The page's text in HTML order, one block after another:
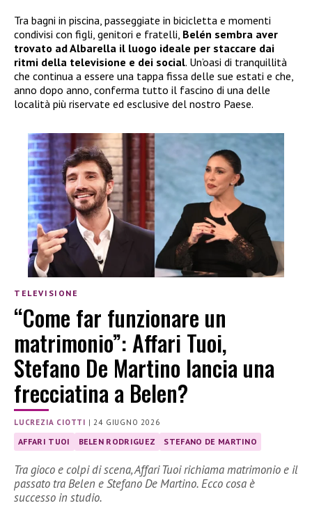
Tra bagni in piscina, passeggiate in bicicletta e momenti
condivisi con figli, genitori e fratelli, Belén sembra aver
trovato ad Albarella il luogo ideale per staccare dai
ritmi della televisione e dei social. Un’oasi di tranquillità
che continua a essere una tappa fissa delle sue estati e che,
anno dopo anno, conferma tutto il fascino di una delle
località più riservate ed esclusive del nostro Paese.
TELEVISIONE
“Come far funzionare un
matrimonio”: Affari Tuoi,
Stefano De Martino lancia una
frecciatina a Belen?
LUCREZIA CIOTTI |24 GIUGNO 2026
AFFARI TUOI BELEN RODRIGUEZ STEFANO DE MARTINO
Tra gioco e colpi di scena, Affari Tuoi richiama matrimonio e il
passato tra Belen e Stefano De Martino. Ecco cosa è
successo in studio.